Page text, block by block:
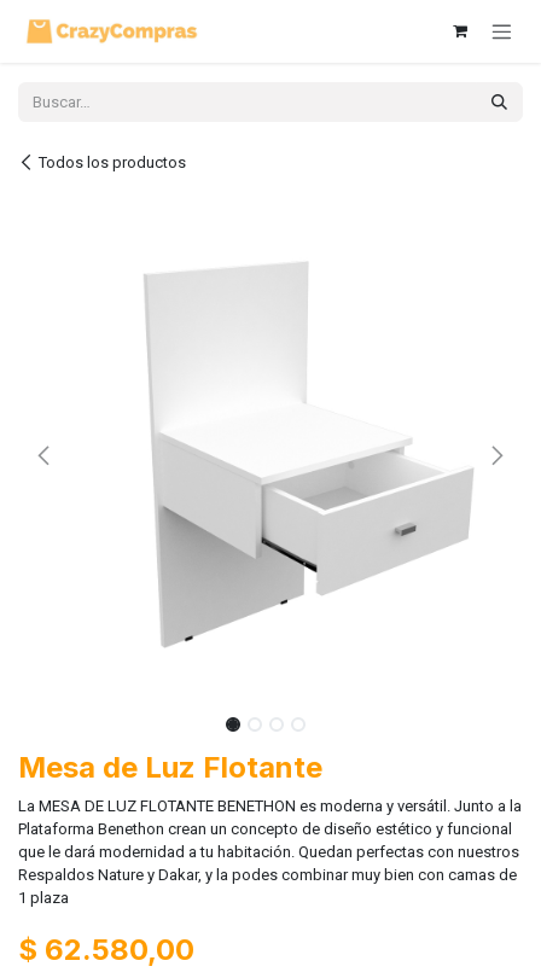
Todos los productos
Mesa de Luz Flotante
La MESA DE LUZ FLOTANTE BENETHON es moderna y versátil. Junto a la
Plataforma Benethon crean un concepto de diseño estético y funcional
que le dará modernidad a tu habitación. Quedan perfectas con nuestros
Respaldos Nature y Dakar, y la podes combinar muy bien con camas de
1 plaza
$ 62.580,00